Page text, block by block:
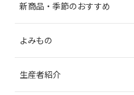
新商品・季節のおすすめ
よみもの
生産者紹介